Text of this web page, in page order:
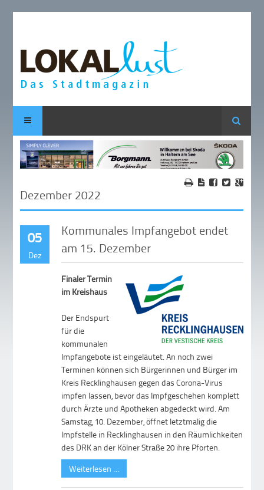
Suche
Dezember 2022
05
Dez
Kommunales Impfangebot endet
am 15. Dezember
Finaler Termin
im Kreishaus
Der Endspurt
für die
kommunalen
Impfangebote ist eingeläutet. An noch zwei
Terminen können sich Bürgerinnen und Bürger im
Kreis Recklinghausen gegen das Corona-Virus
impfen lassen, bevor das Impfgeschehen komplett
durch Ärzte und Apotheken abgedeckt wird. Am
Samstag, 10. Dezember, öffnet letztmalig die
Impfstelle in Recklinghausen in den Räumlichkeiten
des DRK an der Kölner Straße 20 ihre Pforten.
Weiterlesen …